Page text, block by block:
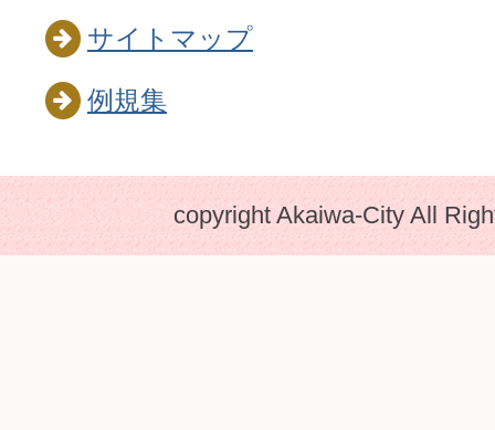
サイトマップ
例規集
copyright Akaiwa-City All